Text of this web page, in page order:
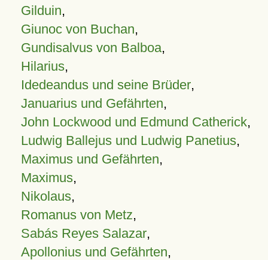
Gilduin,
Giunoc von Buchan,
Gundisalvus von Balboa,
Hilarius,
Idedeandus und seine Brüder,
Januarius und Gefährten,
John Lockwood und Edmund Catherick,
Ludwig Ballejus und Ludwig Panetius,
Maximus und Gefährten,
Maximus,
Nikolaus,
Romanus von Metz,
Sabás Reyes Salazar,
Apollonius und Gefährten,